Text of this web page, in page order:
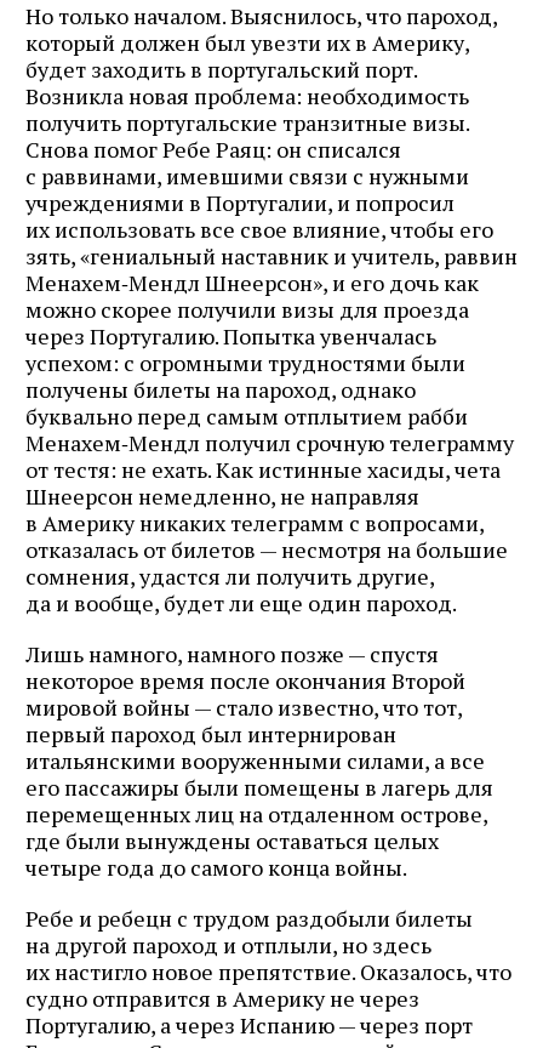
Но только началом. Выяснилось, что пароход,
который должен был увезти их в Америку,
будет заходить в португальский порт.
Возникла новая проблема: необходимость
получить португальские транзитные визы.
Снова помог Ребе Раяц: он списался
с раввинами, имевшими связи с нужными
учреждениями в Португалии, и попросил
их использовать все свое влияние, чтобы его
зять, «гениальный наставник и учитель, раввин
Менахем‑Мендл Шнеерсон», и его дочь как
можно скорее получили визы для проезда
через Португалию. Попытка увенчалась
успехом: с огромными трудностями были
получены билеты на пароход, однако
буквально перед самым отплытием рабби
Менахем‑Мендл получил срочную телеграмму
от тестя: не ехать. Как истинные хасиды, чета
Шнеерсон немедленно, не направляя
в Америку никаких телеграмм с вопросами,
отказалась от билетов — несмотря на большие
сомнения, удастся ли получить другие,
да и вообще, будет ли еще один пароход.
Лишь намного, намного позже — спустя
некоторое время после окончания Второй
мировой войны — стало известно, что тот,
первый пароход был интернирован
итальянскими вооруженными силами, а все
его пассажиры были помещены в лагерь для
перемещенных лиц на отдаленном острове,
где были вынуждены оставаться целых
четыре года до самого конца войны.
Ребе и ребецн с трудом раздобыли билеты
на другой пароход и отплыли, но здесь
их настигло новое препятствие. Оказалось, что
судно отправится в Америку не через
Португалию, а через Испанию — через порт